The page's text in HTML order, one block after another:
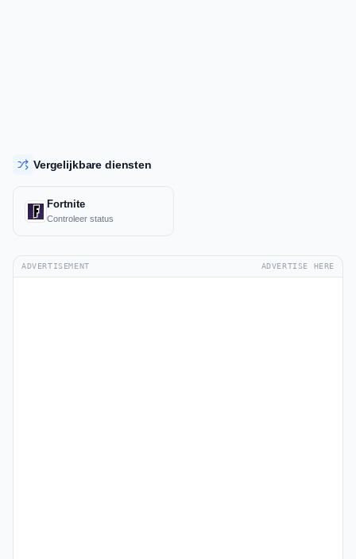
Vergelijkbare diensten
Fortnite
Controleer status
ADVERTISEMENT ADVERTISE HERE